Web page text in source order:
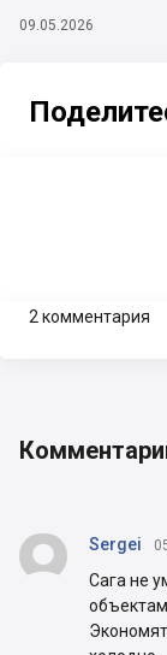
09.05.2026
2 комментария
 Sergei
Сага не